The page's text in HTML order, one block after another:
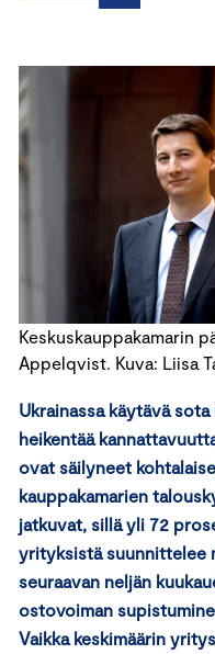
Keskuskauppakamarin
Appelqvist. Kuva: Liisa
Ukrainassa käytävä
heikentää
ovat säilyneet
kauppakamarien
jatkuvat, sillä yli 72
yrityksistä suunnittelee
seuraavan neljän
ostovoiman
Vaikka keskimäärin